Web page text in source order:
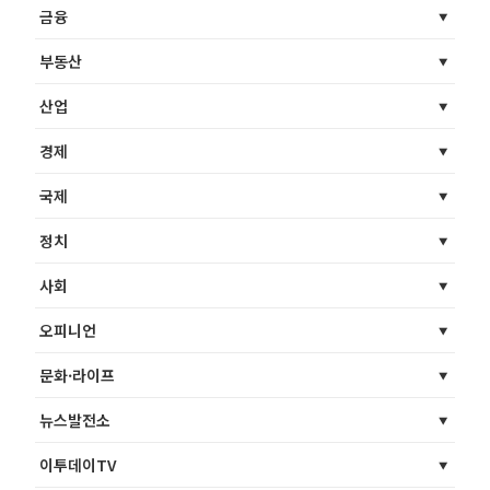
금융
부동산
산업
경제
국제
정치
사회
오피니언
문화·라이프
뉴스발전소
이투데이TV